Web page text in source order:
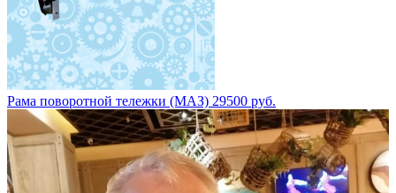
Рама поворотной тележки (МАЗ) 29500 руб.